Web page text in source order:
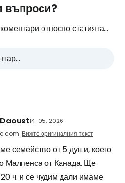
въпроси?
относно статията...
14. 05. 2026
Вижте оригиналния текст
семейство от 5 души, което
Малпенса от Канада. Ще
ч. и се чудим дали имаме